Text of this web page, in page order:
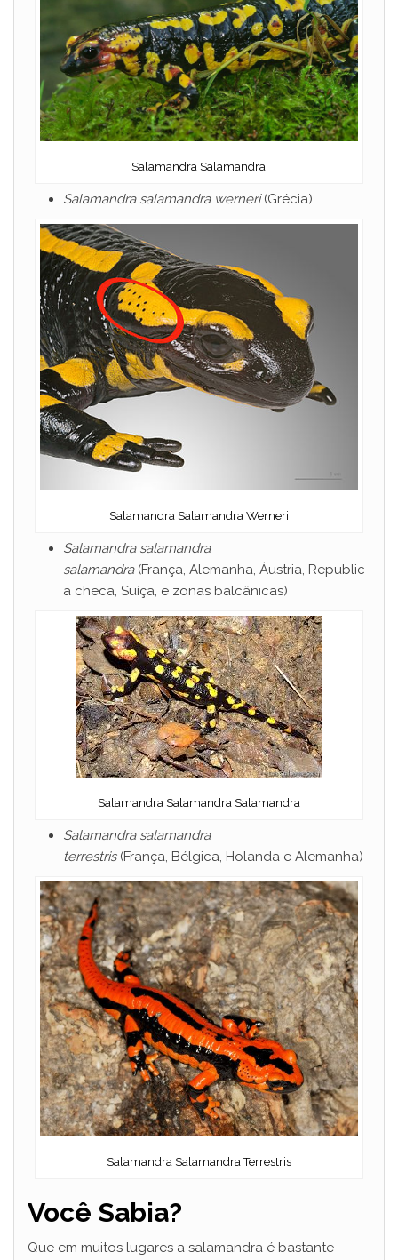
Salamandra Salamandra
Salamandra salamandra werneri(Grécia)
Salamandra Salamandra Werneri
Salamandra salamandra
salamandra(França, Alemanha, Áustria, Republic
a checa, Suíça, e zonas balcânicas)
Salamandra Salamandra Salamandra
Salamandra salamandra
terrestris(França, Bélgica, Holanda e Alemanha)
Salamandra Salamandra Terrestris
Você Sabia?
Que em muitos lugares a salamandra é bastante